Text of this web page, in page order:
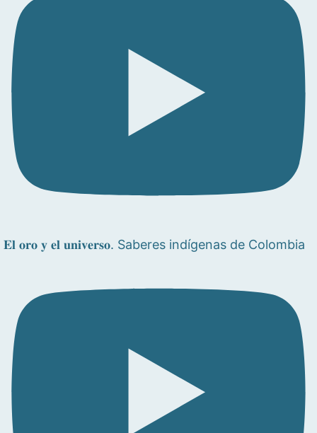
𝐄𝐥 𝐨𝐫𝐨 𝐲 𝐞𝐥 𝐮𝐧𝐢𝐯𝐞𝐫𝐬𝐨. Saberes indígenas de Colombia